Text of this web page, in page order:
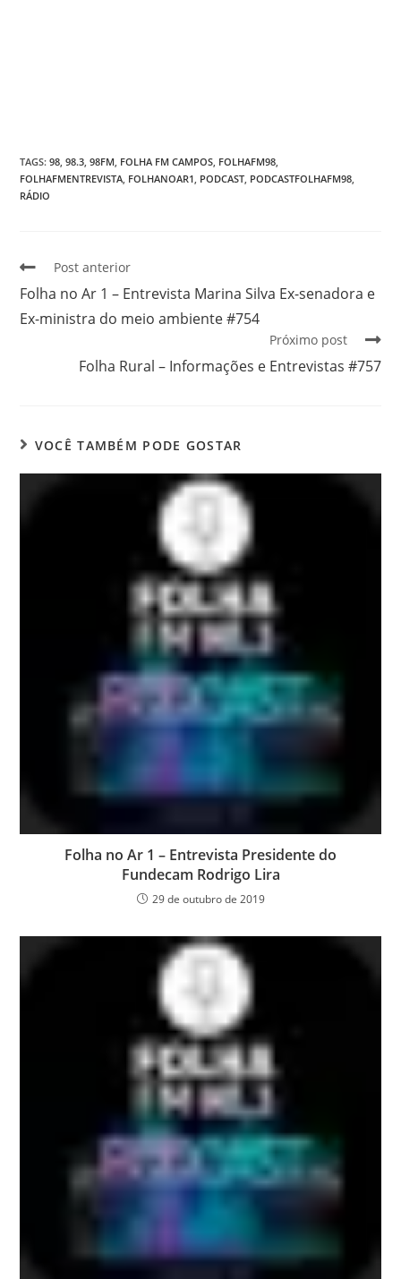
TAGS:98 98.3 98FM FOLHA FM CAMPOS FOLHAFM98
FOLHAFMENTREVISTA FOLHANOAR1 PODCAST PODCASTFOLHAFM98
RÁDIO
Post anterior
Folha no Ar 1 – Entrevista Marina Silva Ex-senadora e
Ex-ministra do meio ambiente #754
Próximo post
Folha Rural – Informações e Entrevistas #757
VOCÊ TAMBÉM PODE GOSTAR
Folha no Ar 1 – Entrevista Presidente do
Fundecam Rodrigo Lira
29 de outubro de 2019